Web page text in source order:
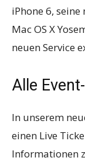
iPhone 6,
Mac OS X
neuen Service
Alle
In unserem
einen Live
Informationen